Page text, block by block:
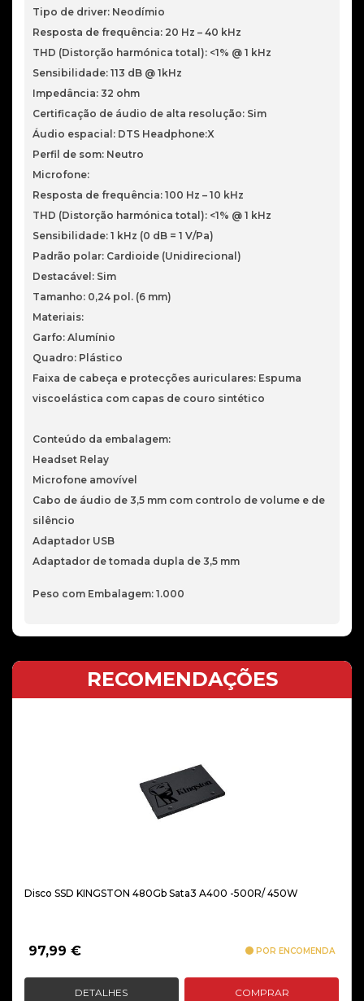
Tipo de driver: Neodímio
Resposta de frequência: 20 Hz – 40 kHz
THD (Distorção harmónica total): <1% @ 1 kHz
Sensibilidade: 113 dB @ 1kHz
Impedância: 32 ohm
Certificação de áudio de alta resolução: Sim
Áudio espacial: DTS Headphone:X
Perfil de som: Neutro
Microfone:
Resposta de frequência: 100 Hz – 10 kHz
THD (Distorção harmónica total): <1% @ 1 kHz
Sensibilidade: 1 kHz (0 dB = 1 V/Pa)
Padrão polar: Cardioide (Unidirecional)
Destacável: Sim
Tamanho: 0,24 pol. (6 mm)
Materiais:
Garfo: Alumínio
Quadro: Plástico
Faixa de cabeça e protecções auriculares: Espuma
viscoelástica com capas de couro sintético
Conteúdo da embalagem:
Headset Relay
Microfone amovível
Cabo de áudio de 3,5 mm com controlo de volume e de
silêncio
Adaptador USB
Adaptador de tomada dupla de 3,5 mm
Peso com Embalagem: 1.000
RECOMENDAÇÕES
Disco SSD KINGSTON 480Gb Sata3 A400 -500R/ 450W
97,99 € POR ENCOMENDA
DETALHES COMPRAR